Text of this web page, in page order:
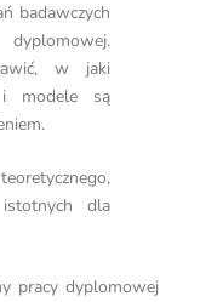
badawczych
w jaki
i modele są
istotnych dla
pracy dyplomowej